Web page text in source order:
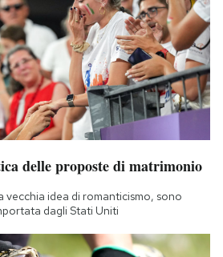
delle proposte di matrimonio
vecchia idea di romanticismo, sono
dagli Stati Uniti